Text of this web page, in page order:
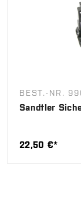
BEST.-NR.
Sandtler
22,50 €*